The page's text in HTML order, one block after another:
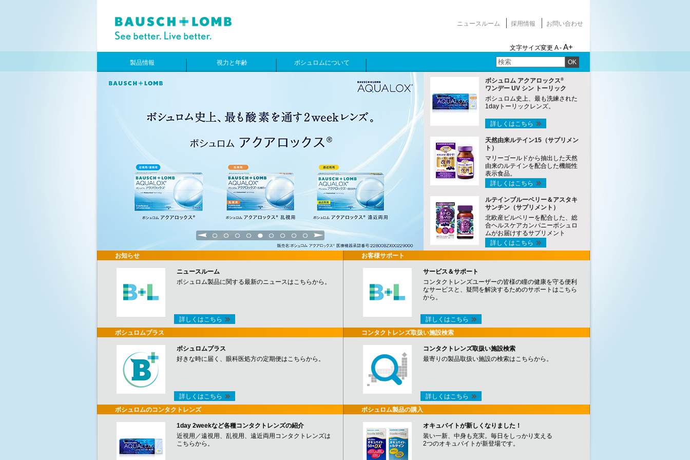
ニュースルーム 採用情報 お問い合わせ
文字サイズ変更 A - A+
OK
製品情報 視力と年齢 ボシュロムについて
1 2 3 4 5 6 7 8 9
ボシュロム アクアロックス®
ワンデー UV シン トーリック
ボシュロム史上、最も洗練された
1dayトーリックレンズ。
詳しくはこちら
天然由来ルテイン15（サプリメン
ト）
マリーゴールドから抽出した天然
由来のルテインを配合した機能性
表示食品。
詳しくはこちら
ルテインブルーベリー＆アスタキ
サンチン（サプリメント）
北欧産ビルベリーを配合した、総
合ヘルスケアカンパニーボシュロ
ムがお届けするサプリメント
詳しくはこちら
お知らせ
ニュースルーム
ボシュロム製品に関する最新のニュースはこちらから。
詳しくはこちら
ボシュロムプラス
ボシュロムプラス
好きな時に届く、眼科医処方の定期便はこちらから。
詳しくはこちら
ボシュロムのコンタクトレンズ
1day 2weekなど各種コンタクトレンズの紹介
近視用／遠視用、乱視用、遠近両用コンタクトレンズは
こちらから。
お客様サポート
サービス＆サポート
コンタクトレンズユーザーの皆様の瞳の健康を守る便利
なサービスと、疑問を解決するためのサポートはこちら
から。
詳しくはこちら
コンタクトレンズ取扱い施設検索
コンタクトレンズ取扱い施設検索
最寄りの製品取扱い施設の検索はこちらから。
詳しくはこちら
ボシュロム製品の購入
オキュバイトが新しくなりました！
装い一新、中身も充実。毎日をしっかり支える
2つのオキュバイトが新登場です。